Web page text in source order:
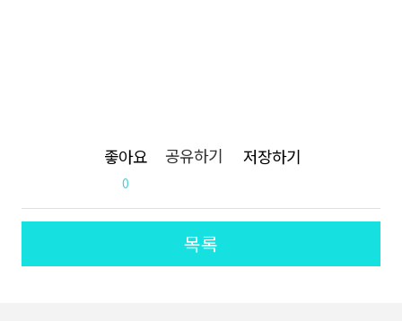
좋아요
0
공유하기 저장하기
목록